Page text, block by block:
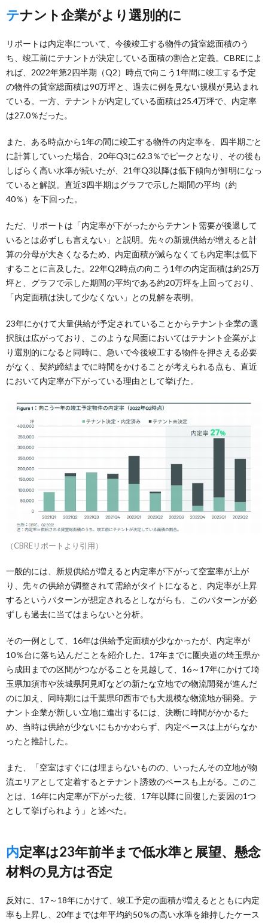
テナント企業がより選別的に
リポートは内定率について、今後竣工する物件の貸室総面積のう
ち、竣工前にテナントが決定している面積の割合と定義。CBREによ
れば、2022年第2四半期（Q2）時点で向こう1年間に竣工する予定
の物件の貸室総面積は90万坪と、過去に例を見ない規模が見込まれ
ている。一方、テナントが内定している面積は25.4万坪で、内定率
は27.0％だった。
また、ある時点から1年の間に竣工する物件の内定率を、四半期ごと
に計算していった場合、20年Q3に62.3％でピークとなり、その後も
しばらく高い水準が続いたが、21年Q3以降は低下傾向が鮮明になっ
ていると解説。直近3四半期はグラフで示した期間の平均（約
40％）を下回った。
ただ、リポートは「内定率が下がったからテナント需要が後退して
いるとは必ずしも言えない」と説明。先々の新規供給が増えると計
算の分母が大きくなるため、内定面積が減らなくても内定率は低下
することに言及した。22年Q2時点の向こう1年の内定面積は約25万
坪と、グラフで示した期間の平均である約20万坪を上回っており、
「内定面積は決して少なくない」との見解を表明。
23年にかけて大量供給が予定されていることからテナント企業の選
択肢は広がっており、このような局面においてはテナント企業がよ
り選別的になると同時に、急いで今後竣工する物件を押さえる必要
がなく、契約締結までに時間をかけることが考えられる点も、直近
において内定率が下がっている理由として挙げた。
（CBREリポートより引用）
一般的には、新規供給が増えると内定率が下がって空室率が上が
り、先々の供給が調整されて需給がタイトになると、内定率が上昇
するというパターンが想定されるとしながらも、このパターンが必
ずしも過去に当てはまらないと分析。
その一例として、16年は供給予定面積が少なかったが、内定率が
10％台に落ち込んだことを紹介した。17年までに圏央道の埼玉県か
ら成田までの区間がつながることを見越して、16～17年にかけて埼
玉県加須市や茨城県阿見町などの新たな立地での物流開発が進んだ
のに加え、同時期には千葉県印西市でも大規模な物流地が開発。テ
ナント企業が新しい立地に進出するには、決断に時間がかかるた
め、当時は供給が少ないにもかかわらず、内定ペースは上がらなか
ったと推計した。
また、「空室はすぐには埋まらないものの、いったんその立地が物
流エリアとして定着するとテナント誘致のペースも上がる。このこ
とは、16年に内定率が下がった後、17年以降に回復した要因の1つ
として挙げられよう」と述べた。
内定率は23年前半まで低水準と展望、懸念
材料の見方は否定
反対に、17～18年にかけて、竣工予定の面積が増えるとともに内定
率も上昇し、20年までは年平均約50％の高い水準を維持したケース